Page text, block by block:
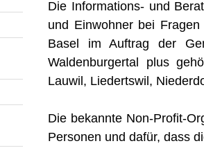
Die Informations- und
und Einwohner bei
Basel im Auftrag der
Waldenburgertal plus
Lauwil, Liedertswil,
Die bekannte Non-Profit-
Personen und dafür, dass